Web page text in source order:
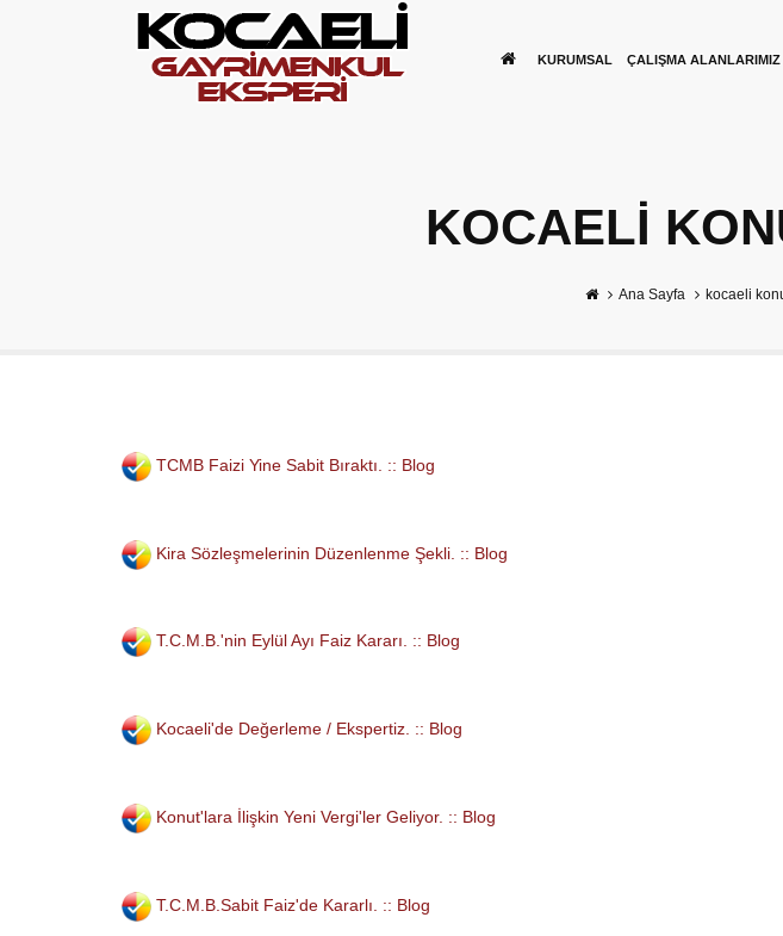
KURUMSAL ÇALIŞMA ALANLARIMIZ
KOCAELI
Ana Sayfa kocaeli
TCMB Faizi Yine Sabit Bıraktı. :: Blog
Kira Sözleşmelerinin Düzenlenme Şekli. :: Blog
T.C.M.B.'nin Eylül Ayı Faiz Kararı. :: Blog
Kocaeli'de Değerleme / Ekspertiz. :: Blog
Konut'lara İlişkin Yeni Vergi'ler Geliyor. :: Blog
T.C.M.B.Sabit Faiz'de Kararlı. :: Blog